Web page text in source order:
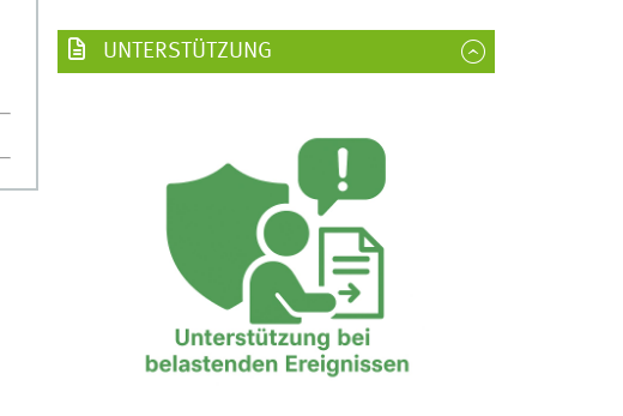
UNTERSTÜTZUNG